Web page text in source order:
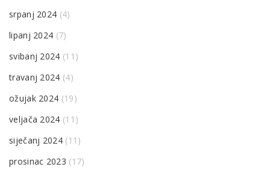
srpanj 2024 (4)
lipanj 2024 (7)
svibanj 2024 (11)
travanj 2024 (4)
ožujak 2024 (19)
veljača 2024 (11)
siječanj 2024(11)
prosinac 2023 (17)